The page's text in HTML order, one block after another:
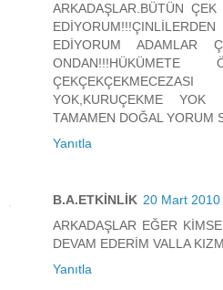
ARKADAŞLAR.BÜTÜN
EDİYORUM ADAMLAR
ONDAN!!!HÜKÜMETE
YOK,KURUÇEKME YOK
TAMAMEN DOĞAL YORUM
Yanıtla
B.A.ETKİNLİK 20 Mart 2010
ARKADAŞLAR EĞER
DEVAM EDERİM VALLA
Yanıtla